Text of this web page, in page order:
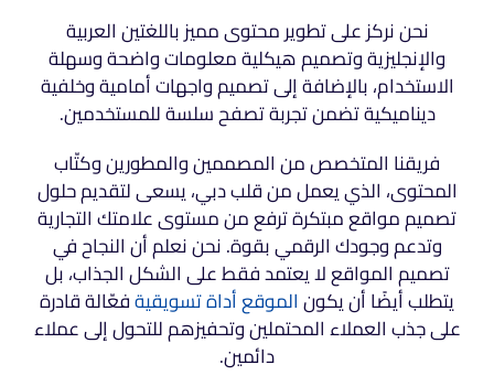
نحن نركز على تطوير محتوى مميز باللغتين العربية
والإنجليزية وتصميم هيكلية معلومات واضحة وسهلة
الاستخدام، بالإضافة إلى تصميم واجهات أمامية وخلفية
ديناميكية تضمن تجربة تصفح سلسة للمستخدمين.
فريقنا المتخصص من المصممين والمطورين وكتّاب
المحتوى، الذي يعمل من قلب دبي، يسعى لتقديم حلول
تصميم مواقع مبتكرة ترفع من مستوى علامتك التجارية
وتدعم وجودك الرقمي بقوة. نحن نعلم أن النجاح في
تصميم المواقع لا يعتمد فقط على الشكل الجذاب، بل
يتطلب أيضًا أن يكونالموقع أداة تسويقيةفعّالة قادرة
على جذب العملاء المحتملين وتحفيزهم للتحول إلى عملاء
دائمين.